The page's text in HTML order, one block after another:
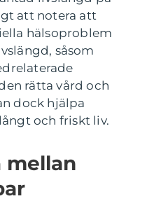
att notera att
hälsoproblem
såsom
rätta vård och
dock hjälpa
och friskt liv.
mellan